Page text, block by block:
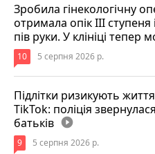
Зробила гінекологічну
отримала опік ІІІ ступеня
пів руки. У клініці тепер
10 5 серпня 2026 р.
Підлітки ризикують
TikTok: поліція
батьків play_circle_filled
9 5 серпня 2026 р.